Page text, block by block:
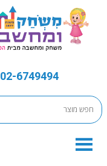
02-6749494